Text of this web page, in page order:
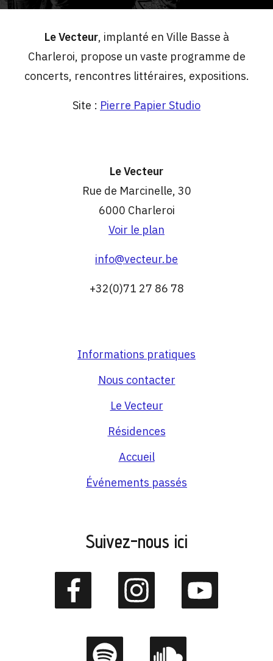
Le Vecteur, implanté en Ville Basse à
Charleroi, propose un vaste programme de
concerts, rencontres littéraires, expositions.
Site : Pierre Papier Studio
Le Vecteur
Rue de Marcinelle, 30
6000 Charleroi
Voir le plan
info@vecteur.be
+32(0)71 27 86 78
Informations pratiques
Nous contacter
Le Vecteur
Résidences
Accueil
Événements passés
Suivez-nous ici